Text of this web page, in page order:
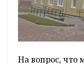
На вопрос, что